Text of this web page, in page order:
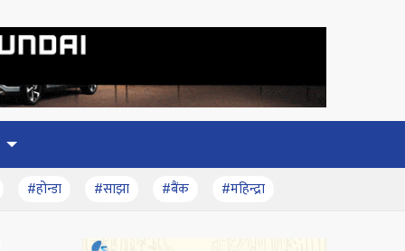
#होन्डा #साझा #बैंक #महिन्द्रा